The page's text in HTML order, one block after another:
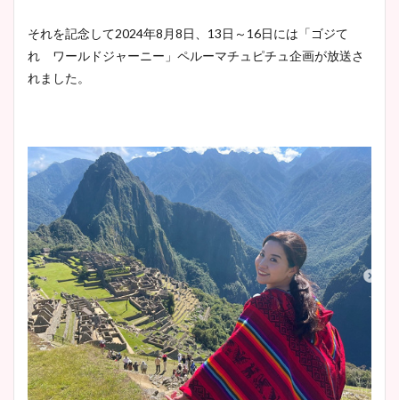
それを記念して2024年8月8日、13日～16日には「ゴジて
れ ワールドジャーニー」ペルーマチュピチュ企画が放送さ
れました。